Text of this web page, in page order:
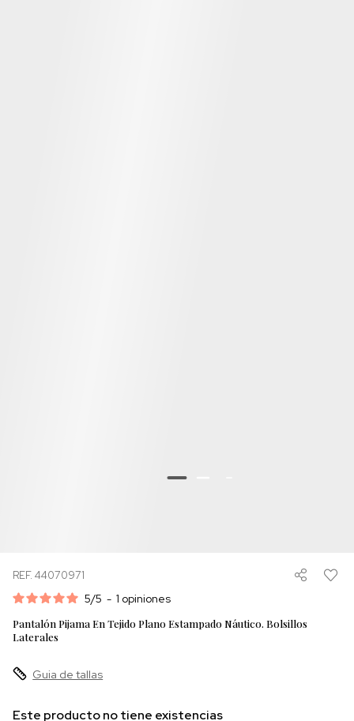
REF. 44070971
5/5 - 1 opiniones
Pantalón Pijama En Tejido Plano Estampado Náutico. Bolsillos
Laterales
Guia de tallas
Este producto no tiene existencias